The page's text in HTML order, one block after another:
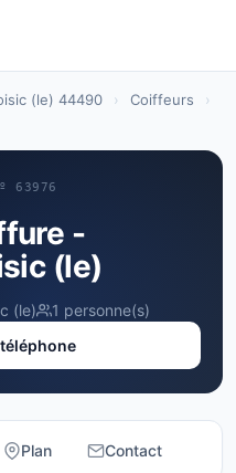
(le) 44490 › Coiffeurs
›
63976
-
(le)
(le)
1 personne(s)
Plan Contact